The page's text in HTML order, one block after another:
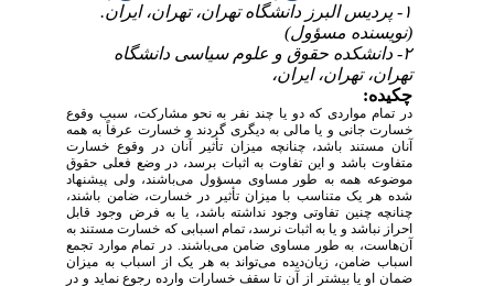
۱- پردیس البرز دانشگاه تهران، تهران، ایران.
(نویسنده مسؤول)
۲- دانشکده حقوق و علوم سیاسی دانشگاه
تهران، تهران، ایران،
چکیده:
در تمام مواردی که دو یا چند نفر به نحو مشارکت، سبب وقوع
خسارت جانی و یا مالی به دیگری گردند و خسارت عرفاً به همه
آنان مستند باشد، چنانچه میزان تأثیر آنان در وقوع خسارت
متفاوت باشد و این تفاوت به اثبات برسد، در وضع فعلی حقوق
موضوعه همه به طور مساوی مسؤول می‌باشند، ولی پیشنهاد
شده هر یک متناسب با میزان تأثیر در خسارت، ضامن باشند،
چنانچه چنین تفاوتی وجود نداشته باشد، یا به فرض وجود قابل
احراز نباشد و یا به اثبات نرسد، تمام اسبابی که خسارت مستند به
آن‌هاست، به طور مساوی ضامن می‌باشند. در تمام موارد تجمع
اسباب ضامن، زیان‌دیده می‌تواند به هر یک از اسباب به میزان
ضمان او یا بیشتر از آن تا سقف خسارات وارده رجوع نماید و در